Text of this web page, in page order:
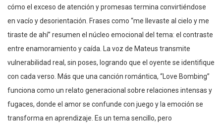
cómo el exceso de atención y promesas termina convirtiéndose
en vacío y desorientación. Frases como “me llevaste al cielo y me
tiraste de ahí” resumen el núcleo emocional del tema: el contraste
entre enamoramiento y caída. La voz de Mateus transmite
vulnerabilidad real, sin poses, logrando que el oyente se identifique
con cada verso. Más que una canción romántica, “Love Bombing”
funciona como un relato generacional sobre relaciones intensas y
fugaces, donde el amor se confunde con juego y la emoción se
transforma en aprendizaje. Es un tema sencillo, pero